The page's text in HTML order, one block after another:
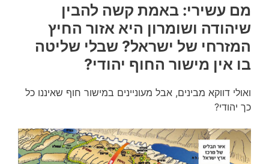
מם עשירי: באמת קשה להבין
שיהודה ושומרון היא אזור החיץ
המזרחי של ישראל? שבלי שליטה
בו אין מישור החוף יהודי?
ואולי דווקא מבינים, אבל מעוניינים במישור חוף שאיננו כל
כך יהודי?